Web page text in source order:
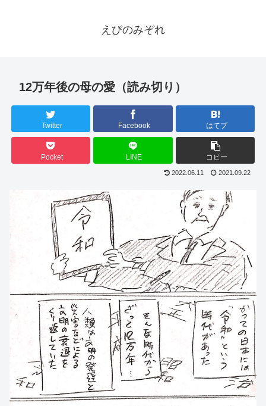
えびのみぞれ
12万年後の母の愛（読み切り）
Twitter Facebook はてブ
Pocket LINE コピー
2022.06.11 2021.09.22